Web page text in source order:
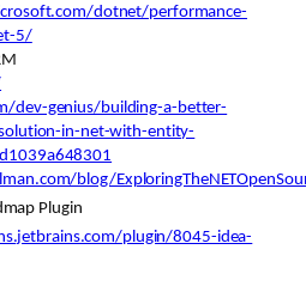
dotnet/performance-
5/
dev-genius/building-a-better-
in-net-with-entity-
blog/
Plugin
plugin/8045-idea-